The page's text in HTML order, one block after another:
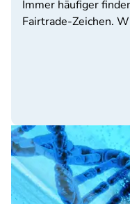
Immer häufiger
Fairtrade-Zeichen.